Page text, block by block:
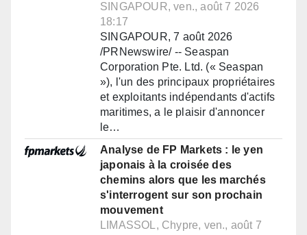
SINGAPOUR, ven., août 7 2026
18:17
SINGAPOUR, 7 août 2026
/PRNewswire/ -- Seaspan
Corporation Pte. Ltd. (« Seaspan
»), l'un des principaux propriétaires
et exploitants indépendants d'actifs
maritimes, a le plaisir d'annoncer
le…
Analyse de FP Markets : le yen
japonais à la croisée des
chemins alors que les marchés
s'interrogent sur son prochain
mouvement
LIMASSOL, Chypre, ven., août 7